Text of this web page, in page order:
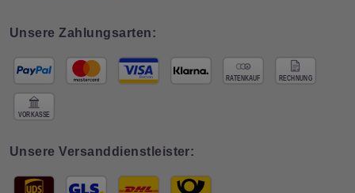
Unsere Zahlungsarten:
Unsere Versanddienstleister: